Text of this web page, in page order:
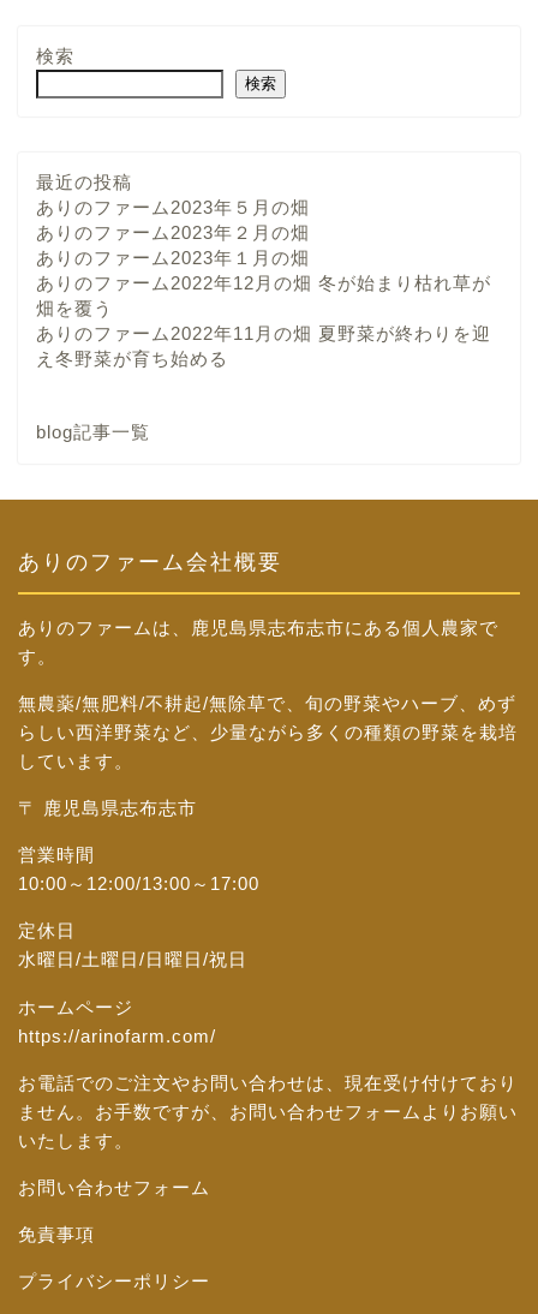
検索
検索
最近の投稿
ありのファーム2023年５月の畑
ありのファーム2023年２月の畑
ありのファーム2023年１月の畑
ありのファーム2022年12月の畑 冬が始まり枯れ草が
畑を覆う
ありのファーム2022年11月の畑 夏野菜が終わりを迎
え冬野菜が育ち始める
blog記事一覧
ありのファーム会社概要
ありのファームは、鹿児島県志布志市にある個人農家で
す。
無農薬/無肥料/不耕起/無除草で、旬の野菜やハーブ、めず
らしい西洋野菜など、少量ながら多くの種類の野菜を栽培
しています。
〒 鹿児島県志布志市
営業時間
10:00～12:00/13:00～17:00
定休日
水曜日/土曜日/日曜日/祝日
ホームページ
https://arinofarm.com/
お電話でのご注文やお問い合わせは、現在受け付けており
ません。お手数ですが、 お問い合わせフォーム よりお願い
いたします。
お問い合わせフォーム
免責事項
プライバシーポリシー